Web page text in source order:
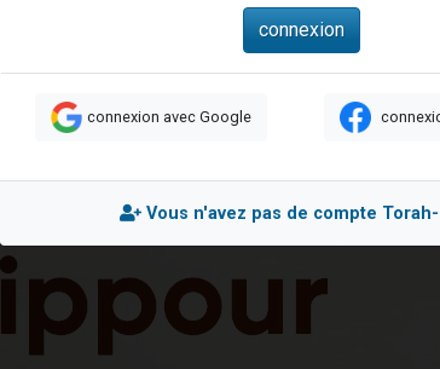
viennent de faire un don pour Diane, 80 ans, dans un
radio : Visions de grandeur n°104 : Le Chabbath et le
viennent de demander une bénédiction
49 places pour étudier en groupe sur Zoom
vient de donner son Maasser
viennent de faire un don pour 5 enfants déjà orphelins
viennent de faire un don pour Reloger Rivka, 6 enfants,
viennent de demander une bénédiction
49 places pour étudier en groupe sur Zoom
connexion avec Google
Vous n'avez pas de compte Torah-